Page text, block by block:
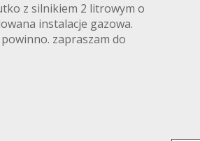
z silnikiem 2 litrowym o
instalacje gazowa.
zapraszam do